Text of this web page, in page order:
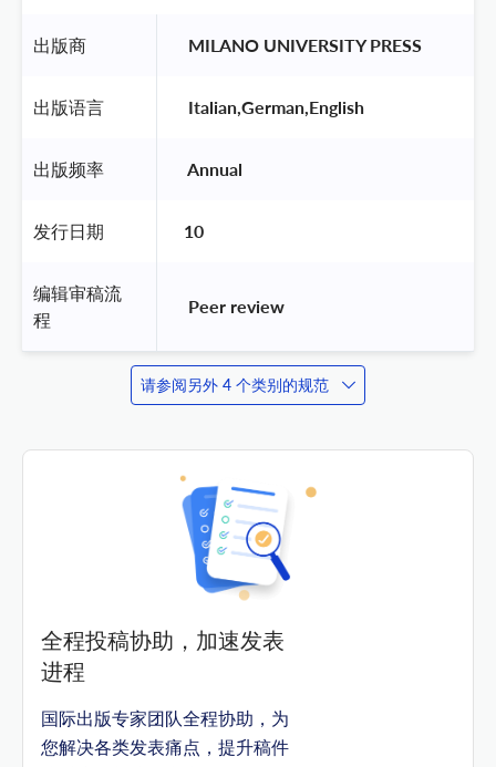
出版商 MILANO UNIVERSITY PRESS
出版语言 Italian,German,English
出版频率 Annual
发行日期 10
编辑审稿流
程
Peer review
请参阅另外 4 个类别的规范
全程投稿协助，加速发表
进程
国际出版专家团队全程协助，为
您解决各类发表痛点，提升稿件